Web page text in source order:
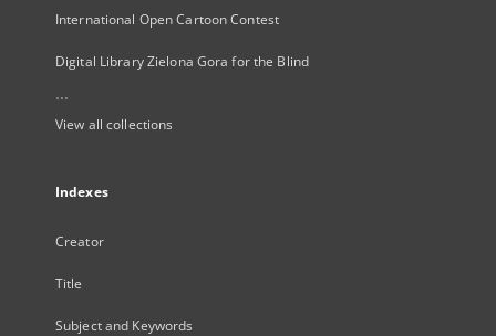
International Open Cartoon Contest
Digital Library Zielona Gora for the Blind
...
View all collections
Indexes
Creator
Title
Subject and Keywords